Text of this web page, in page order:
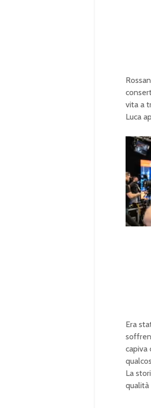
vita a
Luca
Era
capiva
La